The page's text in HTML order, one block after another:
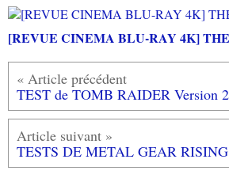
[REVUE CINEMA BLU-RAY 4K]